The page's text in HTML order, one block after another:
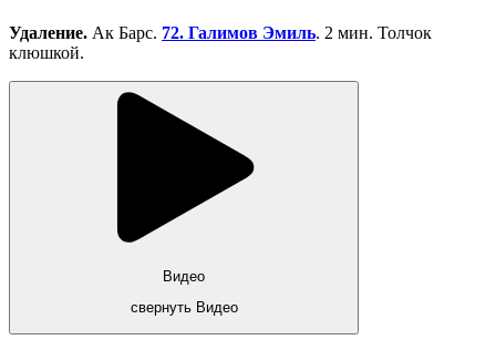
Удаление. Ак Барс. 72. Галимов Эмиль. 2 мин. Толчок
клюшкой.
Видео
свернуть Видео